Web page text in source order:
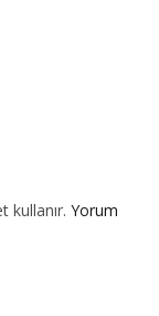
kullanır. Yorum